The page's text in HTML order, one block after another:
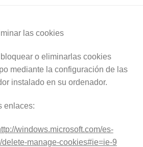
las cookies
o eliminarlas cookies
mediante la configuración de las
instalado en su ordenador.
enlaces:
windows.microsoft.com/es-
manage-cookies#ie=ie-9